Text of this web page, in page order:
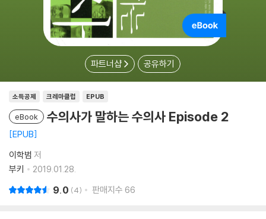
파트너샵 공유하기
소득공제 크레마클럽 EPUB
eBook 수의사가 말하는 수의사 Episode 2
EPUB
이학범 저
부키
2019.01.28.
9.0 4 판매지수 66